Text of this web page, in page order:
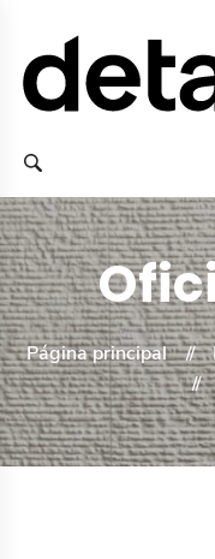
Página principal